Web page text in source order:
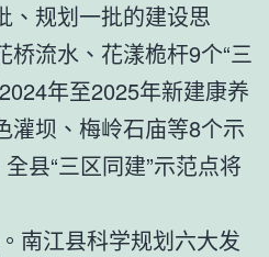
、规划一批的建设思
桥流水、花漾桅杆9个“三
年至2025年新建康养
灌坝、梅岭石庙等8个示
县“三区同建”示范点将
南江县科学规划六大发